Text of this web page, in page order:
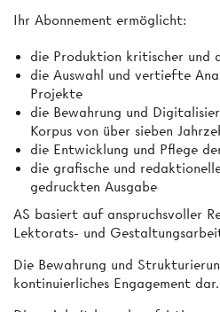
Ihr Abonnement ermöglicht:
die Produktion kritischer und
die Auswahl und vertiefte
Projekte
die Bewahrung und
Korpus von über sieben
die Entwicklung und Pflege
die grafische und
gedruckten Ausgabe
AS basiert auf anspruchsvoller
Lektorats- und
Die Bewahrung und
kontinuierliches Engagement dar.